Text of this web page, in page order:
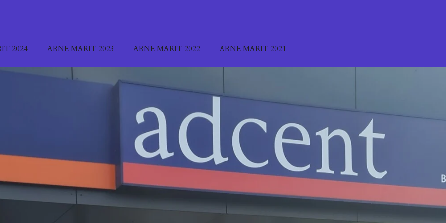
2024 ARNE MARIT 2023 ARNE MARIT 2022 ARNE MARIT 2021